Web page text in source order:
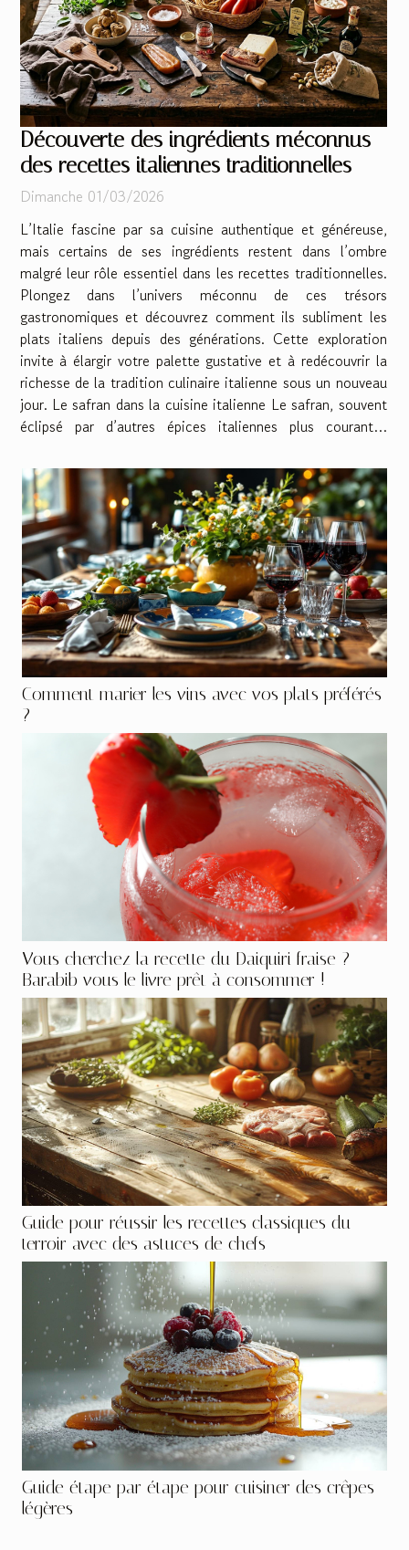
Découverte des ingrédients méconnus
des recettes italiennes traditionnelles
Dimanche 01/03/2026
L’Italie fascine par sa cuisine authentique et généreuse,
mais certains de ses ingrédients restent dans l’ombre
malgré leur rôle essentiel dans les recettes traditionnelles.
Plongez dans l’univers méconnu de ces trésors
gastronomiques et découvrez comment ils subliment les
plats italiens depuis des générations. Cette exploration
invite à élargir votre palette gustative et à redécouvrir la
richesse de la tradition culinaire italienne sous un nouveau
jour. Le safran dans la cuisine italienne Le safran, souvent
éclipsé par d’autres épices italiennes plus courantes
Comment marier les vins avec vos plats préférés
?
Vous cherchez la recette du Daiquiri fraise ?
Barabib vous le livre prêt à consommer !
Guide pour réussir les recettes classiques du
terroir avec des astuces de chefs
Guide étape par étape pour cuisiner des crêpes
légères